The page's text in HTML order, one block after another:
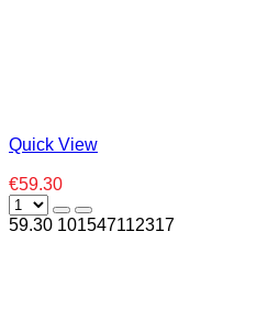
Quick View
€59.30
59.30 101547112317